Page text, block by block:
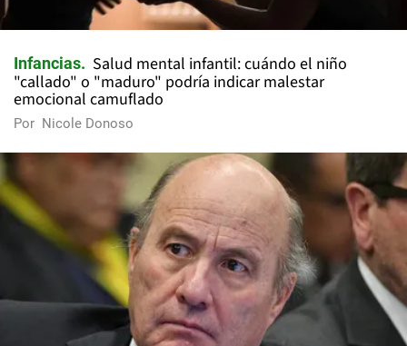
Infancias
Salud mental infantil: cuándo el niño
"callado" o "maduro" podría indicar malestar
emocional camuflado
Por Nicole Donoso